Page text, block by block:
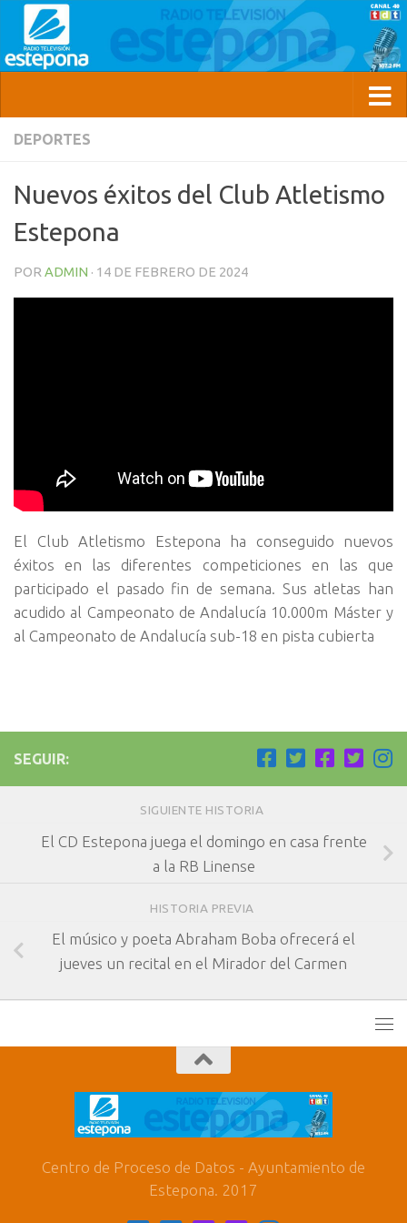
DEPORTES
Nuevos éxitos del Club Atletismo
Estepona
POR ADMIN · 14 DE FEBRERO DE 2024
El Club Atletismo Estepona ha conseguido nuevos
éxitos en las diferentes competiciones en las que
participado el pasado fin de semana. Sus atletas han
acudido al Campeonato de Andalucía 10.000m Máster y
al Campeonato de Andalucía sub-18 en pista cubierta
SEGUIR:
SIGUIENTE HISTORIA
El CD Estepona juega el domingo en casa frente
a la RB Linense
HISTORIA PREVIA
El músico y poeta Abraham Boba ofrecerá el
jueves un recital en el Mirador del Carmen
Centro de Proceso de Datos - Ayuntamiento de
Estepona. 2017